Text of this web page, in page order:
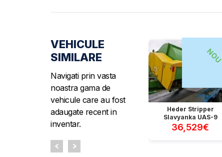
VEHICULE
SIMILARE
Navigati prin vasta
noastra gama de
vehicule care au fost
adaugate recent in
inventar.
NOU
Heder Stripper
Slavyanka UAS-9
36,529€